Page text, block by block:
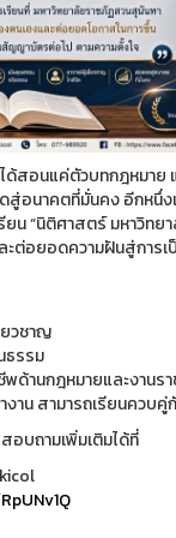
ได้สอนแค่ตัวบทกฎหมา
สู่อนาคตที่มั่นคง อีกหนึ่
ยน “นิติศาสตร์ มหาวิท
อยอดความฝันสู่การเ
ยวชาญ
ธรรม
ด้านกฎหมายและงานรา
งาน สามารถเรียนควบคู่
บถามเพิ่มเติมได้ที่